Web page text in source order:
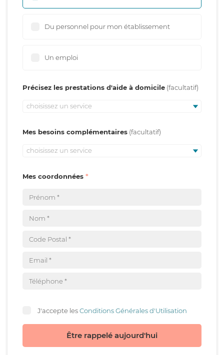
Du personnel pour mon établissement
Un emploi
Précisez les prestations d'aide à domicile
choisissez un service
Mes besoins complémentaires
choisissez un service
Mes coordonnées
J'accepte lesConditions Générales d'Utilisation
Être rappelé aujourd'hui